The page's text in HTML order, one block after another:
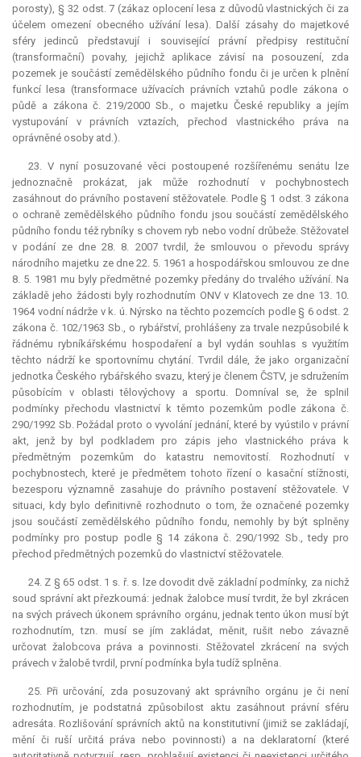
porosty), § 32 odst. 7 (zákaz oplocení lesa z důvodů vlastnických či za
účelem omezení obecného užívání lesa). Další zásahy do majetkové
sféry jedinců představují i související právní předpisy restituční
(transformační) povahy, jejichž aplikace závisí na posouzení, zda
pozemek je součástí zemědělského půdního fondu či je určen k plnění
funkcí lesa (transformace užívacích právních vztahů podle zákona o
půdě a zákona č. 219/2000 Sb., o majetku České republiky a jejím
vystupování v právních vztazích, přechod vlastnického práva na
oprávněné osoby atd.).
23. V nyní posuzované věci postoupené rozšířenému senátu lze
jednoznačně prokázat, jak může rozhodnutí v pochybnostech
zasáhnout do právního postavení stěžovatele. Podle § 1 odst. 3 zákona
o ochraně zemědělského půdního fondu jsou součástí zemědělského
půdního fondu též rybníky s chovem ryb nebo vodní drůbeže. Stěžovatel
v podání ze dne 28. 8. 2007 tvrdil, že smlouvou o převodu správy
národního majetku ze dne 22. 5. 1961 a hospodářskou smlouvou ze dne
8. 5. 1981 mu byly předmětné pozemky předány do trvalého užívání. Na
základě jeho žádosti byly rozhodnutím ONV v Klatovech ze dne 13. 10.
1964 vodní nádrže v k. ú. Nýrsko na těchto pozemcích podle § 6 odst. 2
zákona č. 102/1963 Sb., o rybářství, prohlášeny za trvale nezpůsobilé k
řádnému rybníkářskému hospodaření a byl vydán souhlas s využitím
těchto nádrží ke sportovnímu chytání. Tvrdil dále, že jako organizační
jednotka Českého rybářského svazu, který je členem ČSTV, je sdružením
působícím v oblasti tělovýchovy a sportu. Domníval se, že splnil
podmínky přechodu vlastnictví k těmto pozemkům podle zákona č.
290/1992 Sb. Požádal proto o vyvolání jednání, které by vyústilo v právní
akt, jenž by byl podkladem pro zápis jeho vlastnického práva k
předmětným pozemkům do katastru nemovitostí. Rozhodnutí v
pochybnostech, které je předmětem tohoto řízení o kasační stížnosti,
bezesporu významně zasahuje do právního postavení stěžovatele. V
situaci, kdy bylo definitivně rozhodnuto o tom, že označené pozemky
jsou součástí zemědělského půdního fondu, nemohly by být splněny
podmínky pro postup podle § 14 zákona č. 290/1992 Sb., tedy pro
přechod předmětných pozemků do vlastnictví stěžovatele.
24. Z § 65 odst. 1 s. ř. s. lze dovodit dvě základní podmínky, za nichž
soud správní akt přezkoumá: jednak žalobce musí tvrdit, že byl zkrácen
na svých právech úkonem správního orgánu, jednak tento úkon musí být
rozhodnutím, tzn. musí se jím zakládat, měnit, rušit nebo závazně
určovat žalobcova práva a povinnosti. Stěžovatel zkrácení na svých
právech v žalobě tvrdil, první podmínka byla tudíž splněna.
25. Při určování, zda posuzovaný akt správního orgánu je či není
rozhodnutím, je podstatná způsobilost aktu zasáhnout právní sféru
adresáta. Rozlišování správních aktů na konstitutivní(jimiž se zakládají,
mění či ruší určitá práva nebo povinnosti) a na deklaratorní (které